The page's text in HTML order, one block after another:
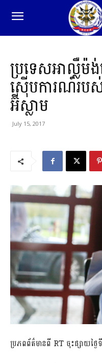
ប្រទេសអាល្លឺម៉
ស៊ើបការណ៍របស់
អ៊ីស្លាម
July 15, 2017
ប្រភពព័ត៌មានពី RT ចុះផ្សាយថ្ង